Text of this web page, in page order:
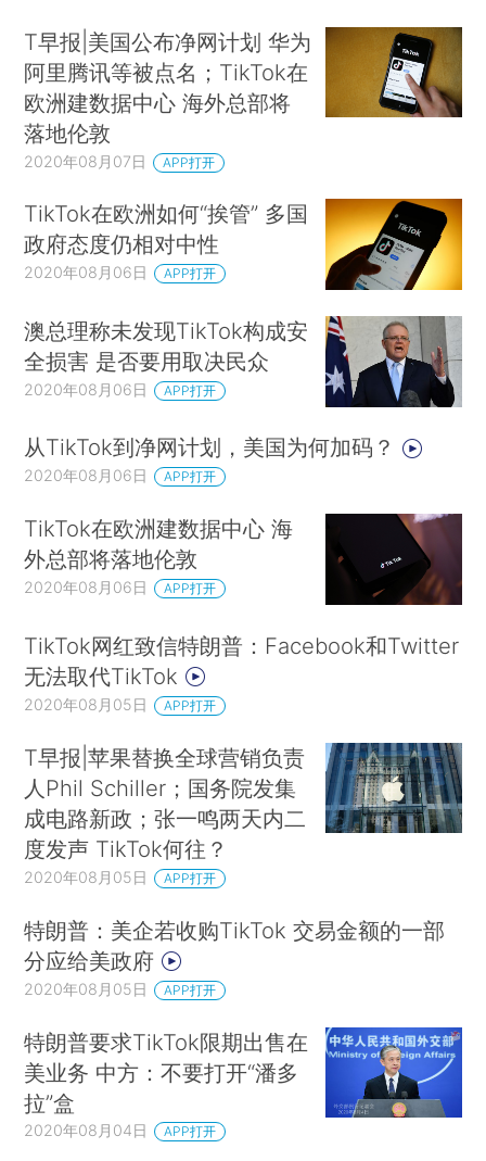
T早报|美国公布净网计划 华为
阿里腾讯等被点名；TikTok在
欧洲建数据中心 海外总部将
落地伦敦
2020年08月07日 APP打开
TikTok在欧洲如何“挨管” 多国
政府态度仍相对中性
2020年08月06日 APP打开
澳总理称未发现TikTok构成安
全损害 是否要用取决民众
2020年08月06日 APP打开
从TikTok到净网计划，美国为何加码？
2020年08月06日 APP打开
TikTok在欧洲建数据中心 海
外总部将落地伦敦
2020年08月06日 APP打开
TikTok网红致信特朗普：Facebook和Twitter
无法取代TikTok
2020年08月05日 APP打开
T早报|苹果替换全球营销负责
人Phil Schiller；国务院发集
成电路新政；张一鸣两天内二
度发声 TikTok何往？
2020年08月05日 APP打开
特朗普：美企若收购TikTok 交易金额的一部
分应给美政府
2020年08月05日 APP打开
特朗普要求TikTok限期出售在
美业务 中方：不要打开“潘多
拉”盒
2020年08月04日 APP打开